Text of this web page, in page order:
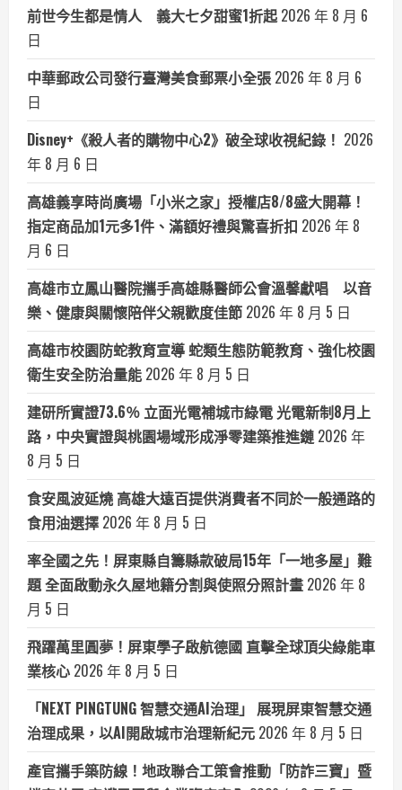
前世今生都是情人 義大七夕甜蜜1折起 2026 年 8 月 6
日
中華郵政公司發行臺灣美食郵票小全張 2026 年 8 月 6
日
Disney+《殺人者的購物中心2》破全球收視紀錄！ 2026
年 8 月 6 日
高雄義享時尚廣場「小米之家」授權店8/8盛大開幕！
指定商品加1元多1件、滿額好禮與驚喜折扣 2026 年 8
月 6 日
高雄市立鳳山醫院攜手高雄縣醫師公會溫馨獻唱 以音
樂、健康與關懷陪伴父親歡度佳節 2026 年 8 月 5 日
高雄市校園防蛇教育宣導 蛇類生態防範教育、強化校園
衛生安全防治量能 2026 年 8 月 5 日
建研所實證73.6％ 立面光電補城市綠電 光電新制8月上
路，中央實證與桃園場域形成淨零建築推進鏈 2026 年
8 月 5 日
食安風波延燒 高雄大遠百提供消費者不同於一般通路的
食用油選擇 2026 年 8 月 5 日
率全國之先！屏東縣自籌縣款破局15年「一地多屋」難
題 全面啟動永久屋地籍分割與使照分照計畫 2026 年 8
月 5 日
飛躍萬里圓夢！屏東學子啟航德國 直擊全球頂尖綠能車
業核心 2026 年 8 月 5 日
「NEXT PINGTUNG 智慧交通AI治理」 展現屏東智慧交通
治理成果，以AI開啟城市治理新紀元 2026 年 8 月 5 日
產官攜手築防線！地政聯合工策會推動「防詐三寶」暨